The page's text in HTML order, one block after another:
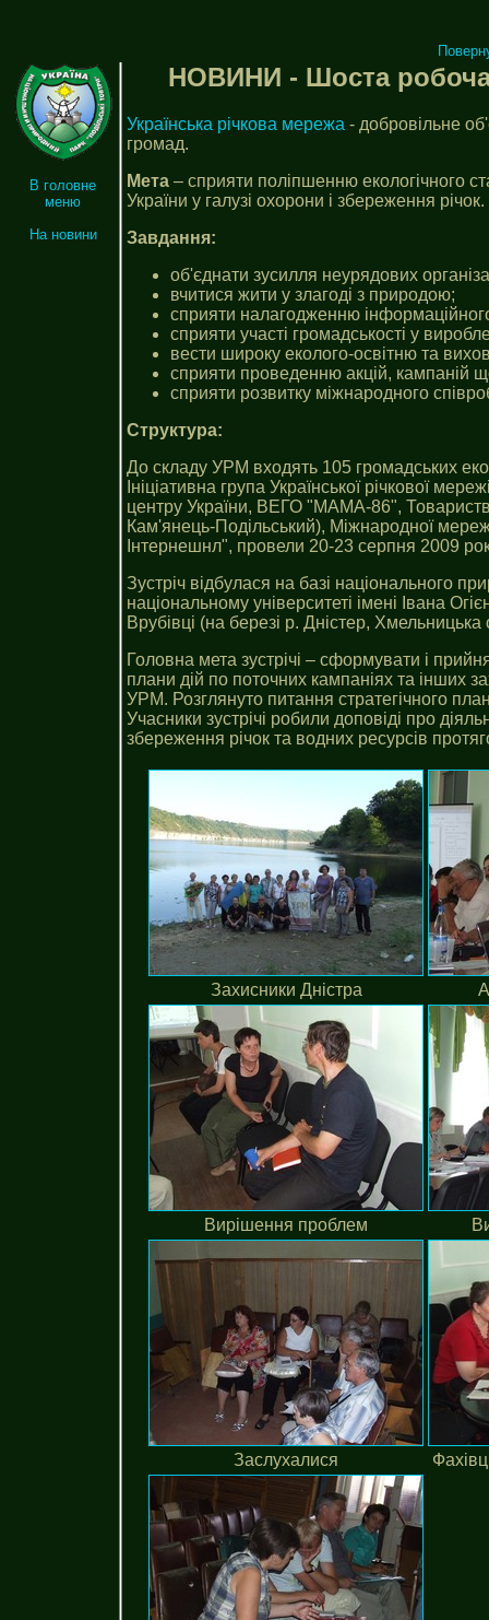
В головне
меню
На новини
НОВИНИ - Шоста робоча
Українська річкова мережа - добровільне
громад.
Мета – сприяти поліпшенню екологічного
України у галузі охорони і збереження річок.
Завдання:
об'єднати зусилля неурядових
вчитися жити у злагоді з природою;
сприяти налагодженню
сприяти участі громадськості у
вести широку еколого-освітню та
сприяти проведенню акцій, кампаній
сприяти розвитку міжнародного
Cтруктура:
До складу УРМ входять 105 громадських
Ініціативна група Української річкової
центру України, ВЕГО "МАМА-86",
Кам'янець-Подільський), Міжнародної
Інтернешнл", провели 20-23 серпня 2009
Зустріч відбулася на базі національного
національному університеті імені Івана
Врубівці (на березі р. Дністер, Хмельницька
Головна мета зустрічі – сформувати і
плани дій по поточних кампаніях та інших
УРМ. Розглянуто питання стратегічного
Учасники зустрічі робили доповіді про
збереження річок та водних ресурсів
Захисники Дністра
Вирішення проблем
Заслухалися